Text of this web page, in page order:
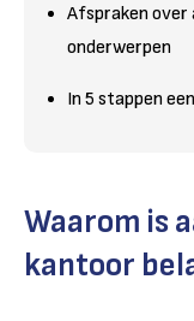
Afspraken over
onderwerpen
In 5 stappen
Waarom is
kantoor